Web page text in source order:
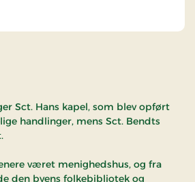
Sct. Hans kapel, som blev opført
handlinger, mens Sct. Bendts
været menighedshus, og fra
den byens folkebibliotek og